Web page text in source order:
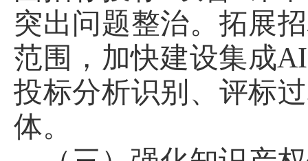
突出问题整治。拓展
范围，加快建设集成
投标分析识别、评标
体。